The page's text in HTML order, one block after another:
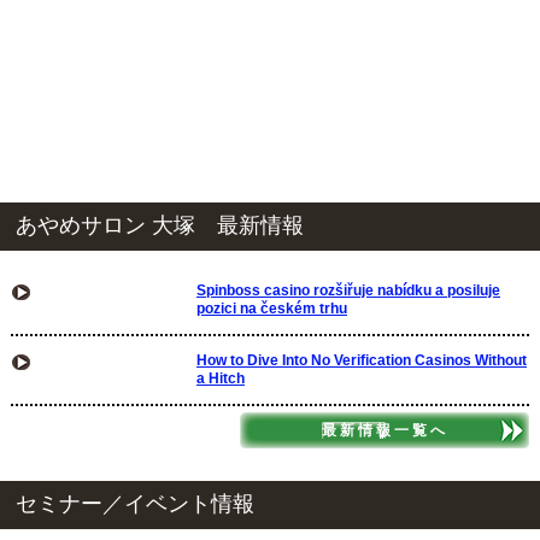
あやめサロン 大塚 最新情報
Spinboss casino rozšiřuje nabídku a posiluje
pozici na českém trhu
How to Dive Into No Verification Casinos Without
a Hitch
最新情報一覧へ
セミナー／イベント情報